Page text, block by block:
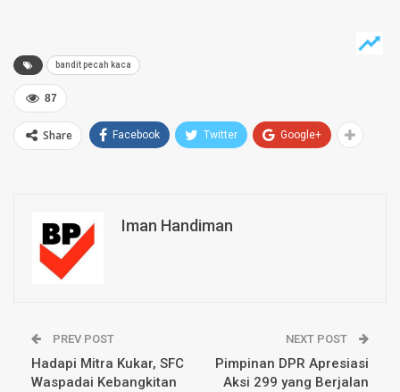
bandit pecah kaca
87
Share Facebook Twitter Google+
Iman Handiman
PREV POST
Hadapi Mitra Kukar, SFC
Waspadai Kebangkitan
NEXT POST
Pimpinan DPR Apresiasi
Aksi 299 yang Berjalan